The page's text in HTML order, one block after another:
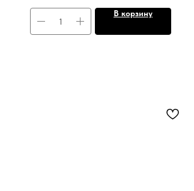
В корзину